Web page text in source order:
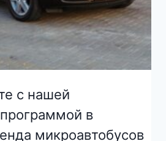
с нашей
в
микроавтобусов